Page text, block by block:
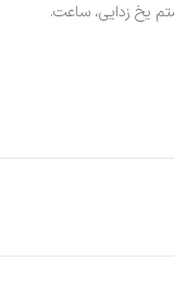
یخ زدایی، ساعت.